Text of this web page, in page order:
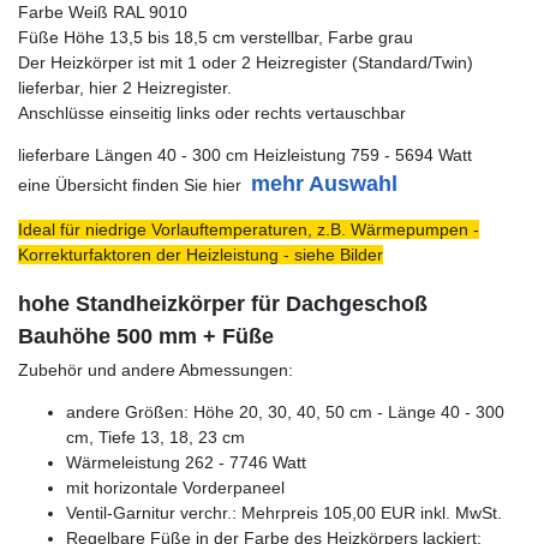
Farbe Weiß RAL 9010
Füße Höhe 13,5 bis 18,5 cm verstellbar, Farbe grau
Der Heizkörper ist mit 1 oder 2 Heizregister (Standard/Twin)
lieferbar, hier 2 Heizregister.
Anschlüsse einseitig links oder rechts vertauschbar
lieferbare Längen 40 - 300 cm Heizleistung 759 - 5694 Watt
eine Übersicht finden Sie hier mehr Auswahl
Ideal für niedrige Vorlauftemperaturen, z.B. Wärmepumpen -
Korrekturfaktoren der Heizleistung - siehe Bilder
hohe Standheizkörper für Dachgeschoß
Bauhöhe 500 mm + Füße
Zubehör und andere Abmessungen:
andere Größen: Höhe 20, 30, 40, 50 cm - Länge 40 - 300
cm, Tiefe 13, 18, 23 cm
Wärmeleistung 262 - 7746 Watt
mit horizontale Vorderpaneel
Ventil-Garnitur verchr.: Mehrpreis 105,00 EUR inkl. MwSt.
Regelbare Füße in der Farbe des Heizkörpers lackiert: